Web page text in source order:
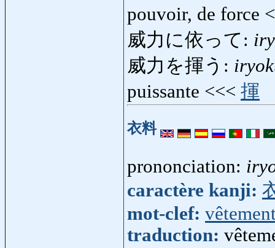
pouvoir, de force
威力に依って:
威力を揮う:
puissante <<< 揮
衣料
prononciation:
caractère kanji:
mot-clef:
traduction: